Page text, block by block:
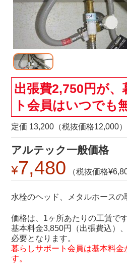
出張費2,750円が、
ト会員はいつでも
定価 13,200（税抜価格12,000）
アルテック一般価格
7,480
水栓のヘッド、メタルホースの
価格は、1ヶ所あたりの工賃です
基本料金3,850円（出張費込）
必要となります。
暮らしサポート会員は基本料金
す。